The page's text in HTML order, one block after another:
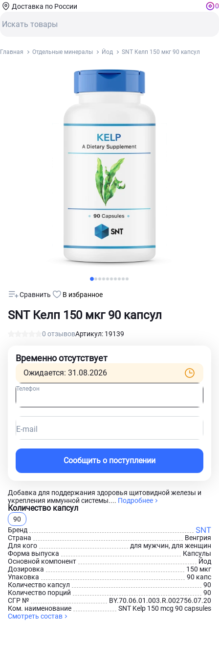
Доставка по России 0
Главная Отдельные минералы Йод SNT Келп 150 мкг 90 капсул
SNT Келп 150 мкг 90 капсул
0 отзывовАртикул: 19139
Сравнить В избранное
Добавка для поддержания здоровья щитовидной железы и
укрепления иммунной системы.... Подробнее
Количество капсул
90
Бренд
SNT
Страна
Венгрия
Для кого
для мужчин, для женщин
Форма выпуска
Капсулы
Основной компонент
Йод
Дозировка
150 мкг
Упаковка
90 капс
Количество капсул
90
Количество порций
90
СГР №
BY.70.06.01.003.R.002756.07.20
Ком. наименование
SNT Kelp 150 mcg 90 capsules
Смотреть состав
Временно отсутствует
Ожидается: 31.08.2026
Телефон
E-mail
Сообщить о поступлении